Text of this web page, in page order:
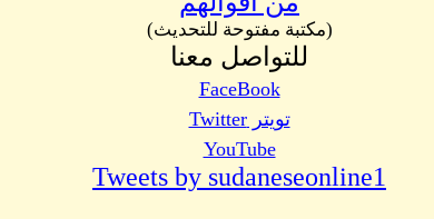
(مكتبة مفتوحة للتحديث)
للتواصل معنا
FaceBook
تويتر Twitter
YouTube
Tweets by sudaneseonline1